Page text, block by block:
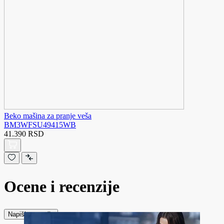
Beko mašina za pranje veša
BM3WFSU49415WB
41.390 RSD
Ocene i recenzije
Napiši recenziju